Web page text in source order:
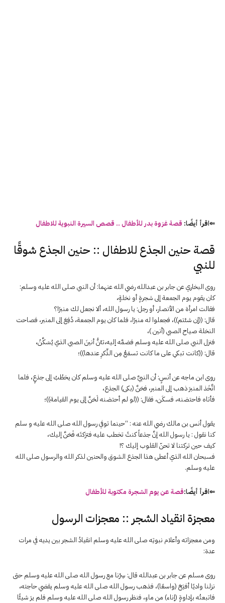
⇐اقرأ أيضًا: قصة غزوة بدر للأطفال .. قصص السيرة النبوية للاطفال
قصة حنين الجذع للاطفال :: حنين الجذع شوقًا
للنبي
روى البخاري عن جابر بن عبدالله رضي الله عنهما: أن النبي صلى الله عليه وسلم:
كان يقوم يوم الجمعة إلى شجرةٍ أو نخلةٍ،
فقالت امرأة من الأنصار، أو رجل: يا رسول الله، ألا نجعل لك منبرًا؟
قال: ((إن شئتم))، فجعلوا له منبرًا، فلما كان يوم الجمعة، دُفِعَ إلى المنبر، فصاحت
النخلة صياح الصبي (أنين )،
فنزل النبي صلى الله عليه وسلم فضمَّه إليه،تئنُّ أنينَ الصبي الذي يُسَكَّنُ،
قال: ((كانت تبكي على ما كانت تسمَعُ مِن الذِّكرِ عندها))؛
روى ابن ماجه عن أنسٍ: أن النبيَّ صلى الله عليه وسلم كان يخطُبُ إلى جذعٍ، فلما
اتَّخَذ المنبرَ ذهب إلى المنبر، فحَنَّ (بكى) الجذع،
فأتاه فاحتضنه، فسكَن، فقال: ((لو لم أحتضنه لَحَنَّ إلى يوم القيامة))؛
يقول أنس بن مالك رضي الله عنه : “حينما توفي رسول الله صلى الله عليه و سلم
كنا نقول : يا رسول الله إنَّ جذعاً كنتً تخطب عليه فترَكتَه فَحَنَّ إليك،
كيف حين تركتنا لا تحنّ القلوب إليك ؟!
فسبحان الله الذي أعطى هذا الجذع الشوق والحنين لذكر الله والرسول صلى الله
عليه وسلم.
⇐اقرأ أيضًا:قصة عن يوم الشجرة مكتوبة للأطفال
معجزة انقياد الشجر :: معجزات الرسول
ومن معجزاته وأعلام نبوتِه صلى الله عليه وسلم انقيادُ الشجر بين يديه في مرات
عدة:
روى مسلم عن جابر بن عبدالله قال: سِرْنا مع رسول الله صلى الله عليه وسلم حتى
نزلنا واديًا أفيَحَ (واسعًا)، فذهب رسول الله صلى الله عليه وسلم يقضي حاجته،
فاتبعتُه بإداوةٍ (إناء) من ماءٍ، فنظر رسول الله صلى الله عليه وسلم فلم يرَ شيئًا